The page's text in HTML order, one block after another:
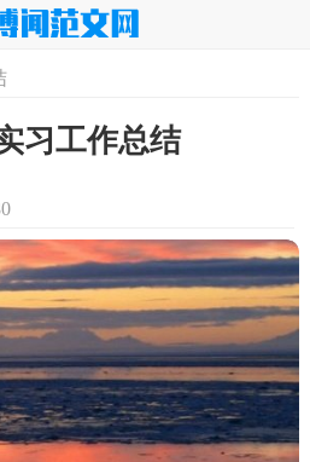
习工作总结